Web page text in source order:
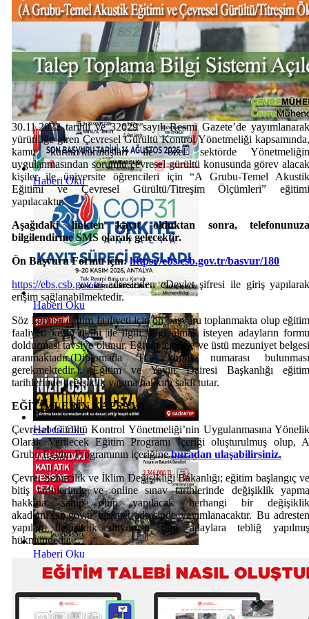
Haberi Oku
Haberi Oku
Haberi Oku
Haberi Oku
Haberi Oku
30.11.2022 tarihli ve 32029 sayılı Resmi Gazete’de
yürürlüğe giren Çevresel Gürültü Kontrol Yönetmeliği
kamu kurum/kuruluşları ile özel sektörde
uygulanmasından sorumlu çevresel gürültü konusunda görev
kişiler ile üniversite öğrencileri için “A Grubu-Temel
Eğitimi ve Çevresel Gürültü/Titreşim Ölçümleri”
yapılacaktır.
Aşağıdaki linkten kayıt olduktan sonra,
bilgilendirme SMS olarak gelecektir.
Ön Başvuru Formu için:https://ebs.csb.gov.tr/basvur/180
https://ebs.csb.gov.tr/adresinden eDevlet şifresi ile giriş
erişim sağlanabilmektedir.
Söz konusu eğitim faaliyeti için ön başvuru toplanmakta olup
faaliyeti kesin tarihi ile ilgili bilgi almak isteyen adayların
doldurması tavsiye olunur. Eğitim için lise ve üstü mezuniyet
aranmaktadır.(Diplomada TC kimlik numarası
gerekmektedir.). Eğitim ve Yayın Dairesi Başkanlığı
tarihlerinde değişiklik yapma hakkını saklı tutar.
EĞİTİMLERİN KAPSAMI
Çevresel Gürültü Kontrol Yönetmeliği’nin Uygulanmasına
Olarak Verilecek Eğitim Programı İçeriği oluşturulmuş olup,
Grubu Eğitim Programının içeriğineburadan ulaşabilirsiniz.
Çevre, Şehircilik ve İklim Değişikliği Bakanlığı; eğitim başlangıç
bitiş tarihlerinde ve online sınav tarihlerinde değişiklik
hakkına sahip olup yapılacak herhangi bir
akademi.csb.gov.tr internet adresinde yayımlanacaktır. Bu
yapılan değişiklik duyurusu tüm adaylara tebliğ
hükmündedir.